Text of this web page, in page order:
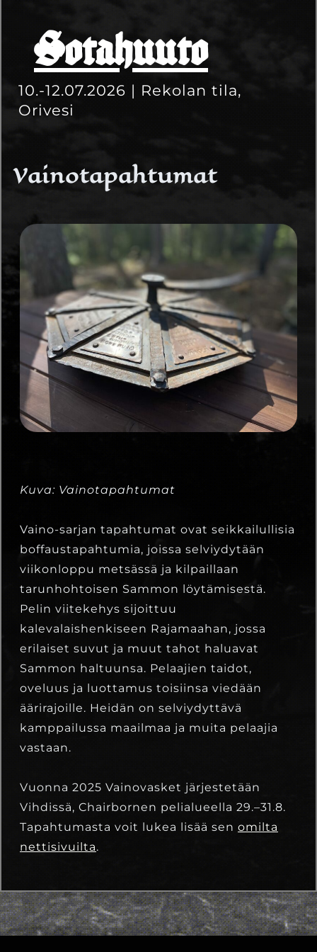
Sotahuuto
10.-12.07.2026 | Rekolan tila,
Orivesi
Vainotapahtumat
Kuva: Vainotapahtumat
Vaino-sarjan tapahtumat ovat seikkailullisia
boffaustapahtumia, joissa selviydytään
viikonloppu metsässä ja kilpaillaan
tarunhohtoisen Sammon löytämisestä.
Pelin viitekehys sijoittuu
kalevalaishenkiseen Rajamaahan, jossa
erilaiset suvut ja muut tahot haluavat
Sammon haltuunsa. Pelaajien taidot,
oveluus ja luottamus toisiinsa viedään
äärirajoille. Heidän on selviydyttävä
kamppailussa maailmaa ja muita pelaajia
vastaan.
Vuonna 2025 Vainovasket järjestetään
Vihdissä, Chairbornen pelialueella 29.–31.8.
Tapahtumasta voit lukea lisää sen omilta
nettisivuilta.